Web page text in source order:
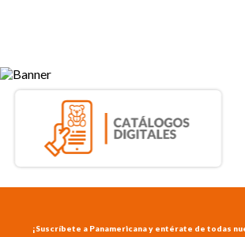
¡Suscríbete a Panamericana y entérate de todas